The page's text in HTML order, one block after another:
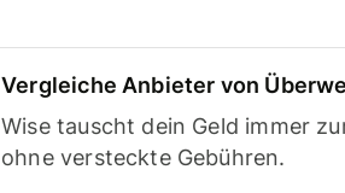
Vergleiche Anbieter von
Wise tauscht dein Geld immer
ohne versteckte Gebühren.